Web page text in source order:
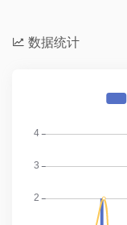
数据统计